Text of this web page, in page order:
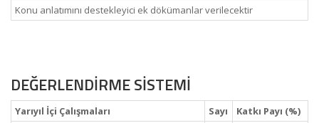
Konu anlatımını destekleyici ek dökümanlar verilecektir
DEĞERLENDİRME SİSTEMİ
Yarıyıl İçi Çalışmaları Sayı
Katkı Payı (%)